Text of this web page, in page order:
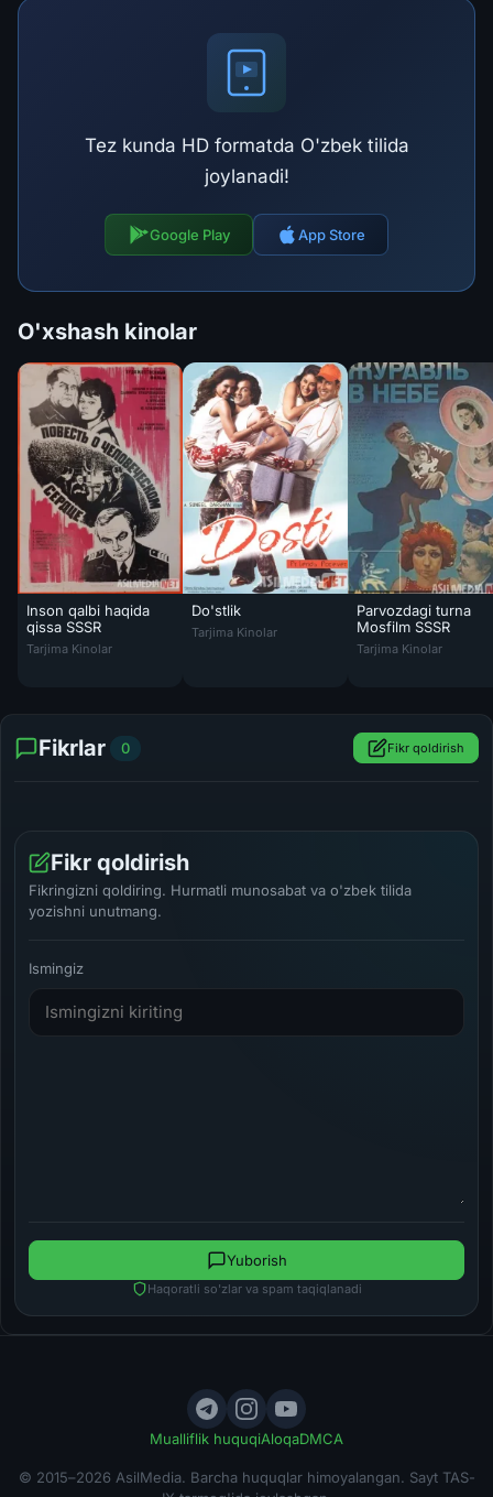
Tez kunda HD formatda O'zbek tilida
joylanadi!
Google Play App Store
O'xshash kinolar
Inson qalbi haqida
qissa SSSR
Inson qalbi haqida qissa SSSR kinosi Uzbek tilida 1976 O'zbekcha
Tarjima Kinolar
Do'stlik
Do'stlik Hind kinosi Uzbek tilida 2005
Tarjima Kinolar
Parvozdagi turna
Mosfilm SSSR
Parvozdagi turna
Tarjima Kinolar
Fikrlar 0 Fikr qoldirish
Fikr qoldirish
Fikringizni qoldiring. Hurmatli munosabat va o'zbek tilida
yozishni unutmang.
Ismingiz
Haqoratli so'zlar va spam taqiqlanadi
Yuborish
Mualliflik huquqiAloqaDMCA
© 2015–2026 AsilMedia. Barcha huquqlar himoyalangan. Sayt TAS-